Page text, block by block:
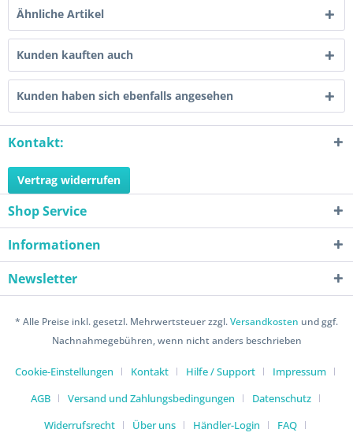
Ähnliche Artikel
Kunden kauften auch
Kunden haben sich ebenfalls angesehen
Kontakt:
Vertrag widerrufen
Shop Service
Informationen
Newsletter
* Alle Preise inkl. gesetzl. Mehrwertsteuer zzgl.Versandkosten und ggf.
Nachnahmegebühren, wenn nicht anders beschrieben
Cookie-Einstellungen Kontakt Hilfe / Support
Impressum
AGB
Versand und Zahlungsbedingungen
Datenschutz
Widerrufsrecht
Über uns Händler-Login
FAQ